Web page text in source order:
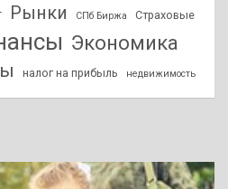
Рынки СПб Биржа Страховые
Экономика
налог на прибыль недвижимость